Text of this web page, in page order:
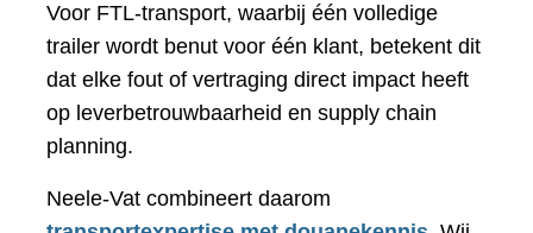
Voor FTL-transport, waarbij één volledige
trailer wordt benut voor één klant, betekent dit
dat elke fout of vertraging direct impact heeft
op leverbetrouwbaarheid en supply chain
planning.
Neele-Vat combineert daarom